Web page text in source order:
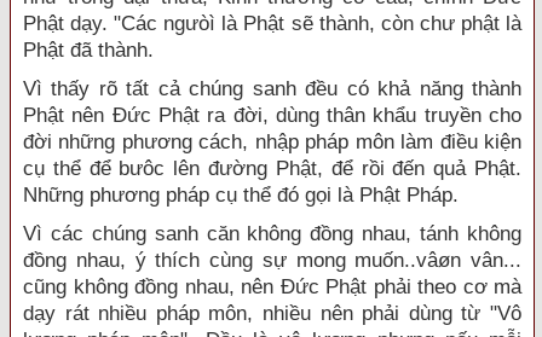
Phật dạy. "Các ngưòì là Phật sẽ thành, còn chư phật là
Phật đã thành.
Vì thấy rõ tất cả chúng sanh đều có khả năng thành
Phật nên Đức Phật ra đời, dùng thân khẩu truyền cho
đời những phương cách, nhập pháp môn làm điều kiện
cụ thể để bưôc lên đường Phật, để rồi đến quả Phật.
Những phương pháp cụ thể đó gọi là Phật Pháp.
Vì các chúng sanh căn không đồng nhau, tánh không
đồng nhau, ý thích cùng sự mong muốn..vâøn vân...
cũng không đồng nhau, nên Đức Phật phải theo cơ mà
dạy rát nhiều pháp môn, nhiều nên phải dùng từ "Vô